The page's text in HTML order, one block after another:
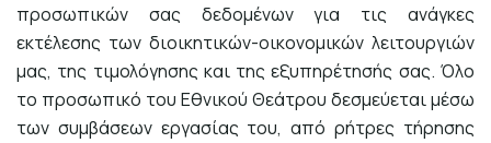
προσωπικών σας δεδομένων για τις ανάγκες
εκτέλεσης των διοικητικών-οικονομικών λειτουργιών
μας, της τιμολόγησης και της εξυπηρέτησής σας. Όλο
το προσωπικό του Εθνικού Θεάτρου δεσμεύεται μέσω
των συμβάσεων εργασίας του, από ρήτρες τήρησης